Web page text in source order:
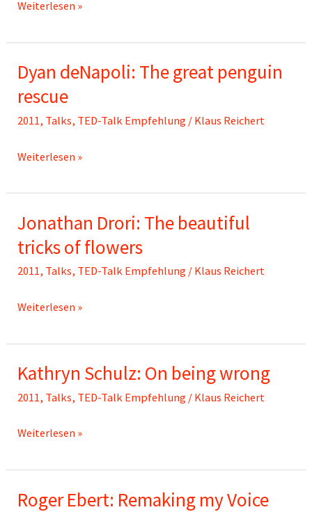
Harald
Wireless
data
light
bulb
Weiterlesen »
Dyan deNapoli: The great penguin
rescue
2011, Talks, TED-Talk Empfehlung / Klaus Reichert
Dyan
The
great
penguin
Weiterlesen »
Jonathan Drori: The beautiful
tricks of flowers
2011, Talks, TED-Talk Empfehlung / Klaus Reichert
Jonathan
The
beautiful
flowers
Weiterlesen »
Kathryn Schulz: On being wrong
2011, Talks, TED-Talk Empfehlung / Klaus Reichert
Kathryn
On
being
Weiterlesen »
Roger Ebert: Remaking my Voice